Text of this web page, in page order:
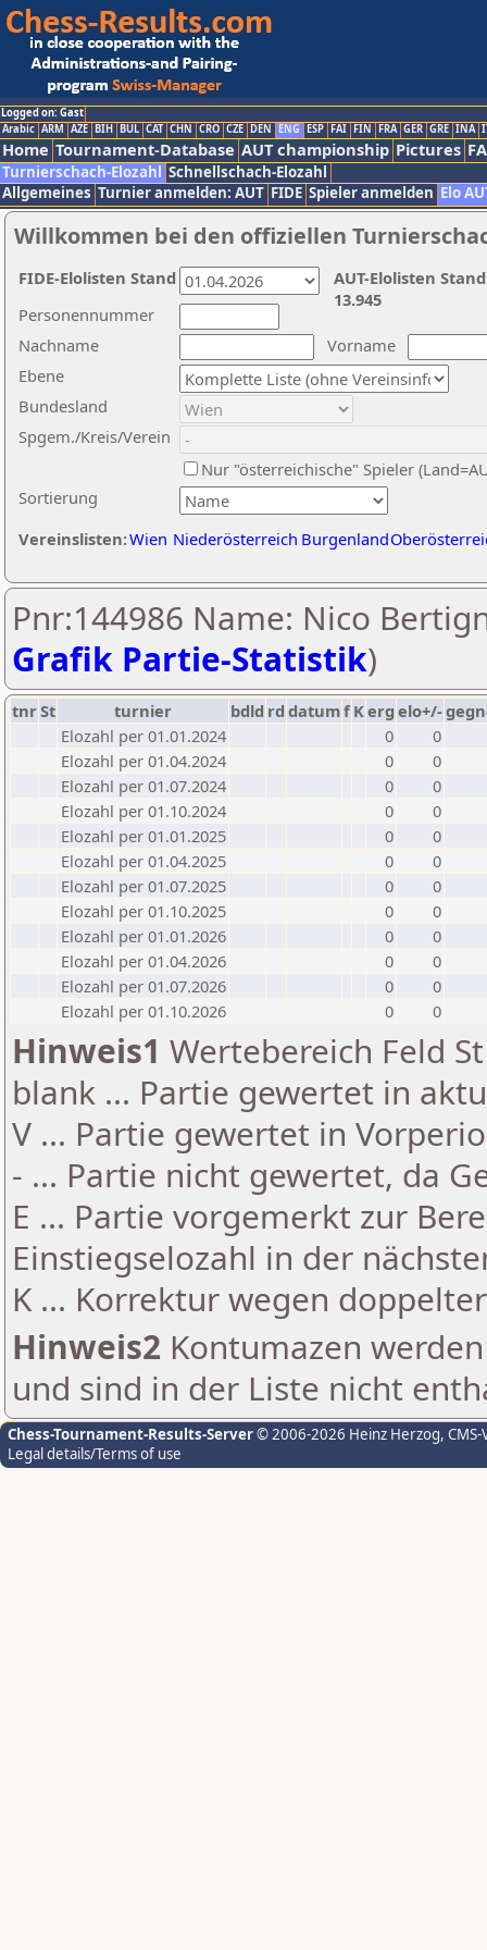
Logged on: Gast
Arabic ARM AZE BIH BUL CAT CHN CRO CZE DEN ENG ESP FAI FIN FRA GER GRE INA
Home Tournament-Database AUT championship Pictures
Turnierschach-Elozahl Schnellschach-Elozahl
Allgemeines Turnier anmelden: AUT FIDE Spieler anmelden Elo
Willkommen bei den offiziellen
Nachname
Vorname
Ebene
Sortierung
Personennummer
Bundesland
Spgem./Kreis/Verein
Nur "österreichische" Spieler
Vereinslisten:Wien Niederösterreich Burgenland
AUT-Elolisten
13.945
FIDE-Elolisten Stand
Pnr:144986 Name: Nico
Grafik Partie-Statistik)
tnrSt turnier bdld rd datumf Kerg elo+/-
Elozahl per 01.01.2024
0
0
Elozahl per 01.04.2024
0
0
Elozahl per 01.07.2024
0
0
Elozahl per 01.10.2024
0
0
Elozahl per 01.01.2025
0
0
Elozahl per 01.04.2025
0
0
Elozahl per 01.07.2025
0
0
Elozahl per 01.10.2025
0
0
Elozahl per 01.01.2026
0
0
Elozahl per 01.04.2026
0
0
Elozahl per 01.07.2026
0
0
Elozahl per 01.10.2026
0 0
Hinweis1 Wertebereich Feld
blank ... Partie gewertet in
V ... Partie gewertet in
- ... Partie nicht gewertet, da
E ... Partie vorgemerkt zur
Einstiegselozahl in der
K ... Korrektur wegen
Hinweis2 Kontumazen
und sind in der Liste nicht
Chess-Tournament-Results-Server© 2006-2026 Heinz Herzog,
Legal details/Terms of use